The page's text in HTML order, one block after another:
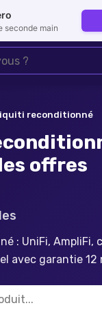
reconditionné
offres
s
: UniFi, AmpliFi,
avec garantie 12
seconde main